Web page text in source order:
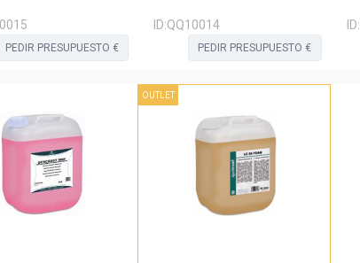
PEDIR PRESUPUESTO €
ID:QQ10014
PEDIR PRESUPUESTO €
ID:
OUTLET